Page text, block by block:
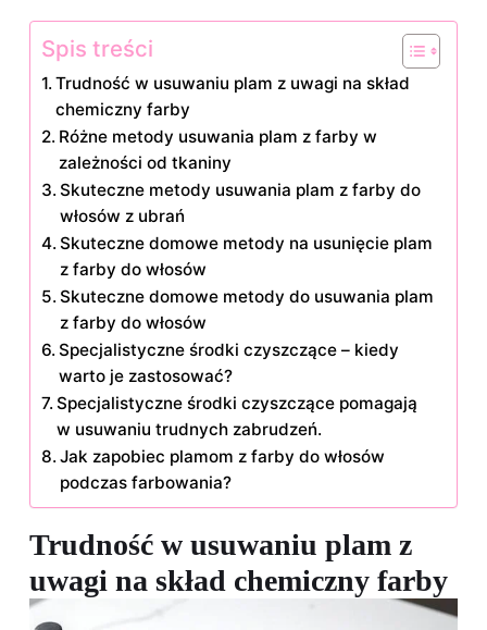
Spis treści
Trudność w usuwaniu plam z uwagi na skład
chemiczny farby
Różne metody usuwania plam z farby w
zależności od tkaniny
Skuteczne metody usuwania plam z farby do
włosów z ubrań
Skuteczne domowe metody na usunięcie plam
z farby do włosów
Skuteczne domowe metody do usuwania plam
z farby do włosów
Specjalistyczne środki czyszczące – kiedy
warto je zastosować?
Specjalistyczne środki czyszczące pomagają
w usuwaniu trudnych zabrudzeń.
Jak zapobiec plamom z farby do włosów
podczas farbowania?
Trudność w usuwaniu plam z
uwagi na skład chemiczny farby